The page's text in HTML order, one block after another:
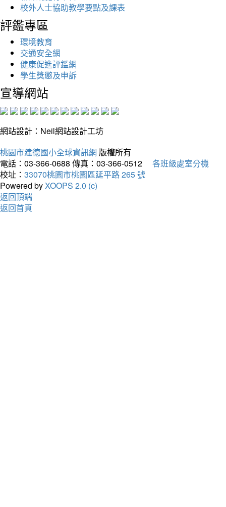
校外人士協助教學要點及課表
評鑑專區
環境教育
交通安全網
健康促進評鑑網
學生獎懲及申訴
宣導網站
網站設計：Neil網站設計工坊
桃園市建德國小全球資訊網 版權所有
電話：03-366-0688 傳真：03-366-0512
各班級處室分機
校址： 33070桃園市桃園區延平路 265 號
Powered byXOOPS 2.0 (c)
返回頂端
返回首頁